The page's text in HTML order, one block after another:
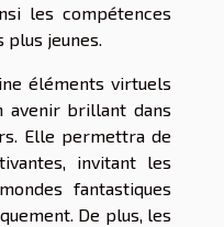
les compétences
plus jeunes.
éléments virtuels
avenir brillant dans
Elle permettra de
invitant les
fantastiques
De plus, les